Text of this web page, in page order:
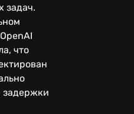
задач.
что
задержки